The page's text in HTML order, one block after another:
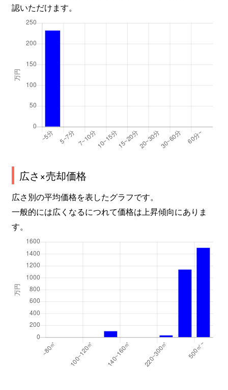
認いただけます。
広さ×売却価格
広さ別の平均価格を表したグラフです。
一般的には広くなるにつれて価格は上昇傾向にありま
す。